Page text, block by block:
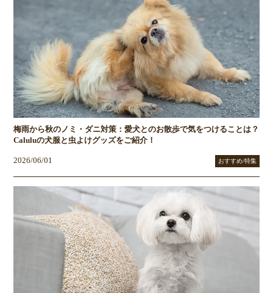
梅雨から秋のノミ・ダニ対策：愛犬とのお散歩で気をつけることは？
Caluluの犬服と虫よけグッズをご紹介！
2026/06/01 おすすめ/特集